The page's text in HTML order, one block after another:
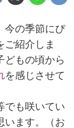
今の季節にぴ
ご紹介しま
どもの頃から
を感じさせて
でも咲いてい
います。（お